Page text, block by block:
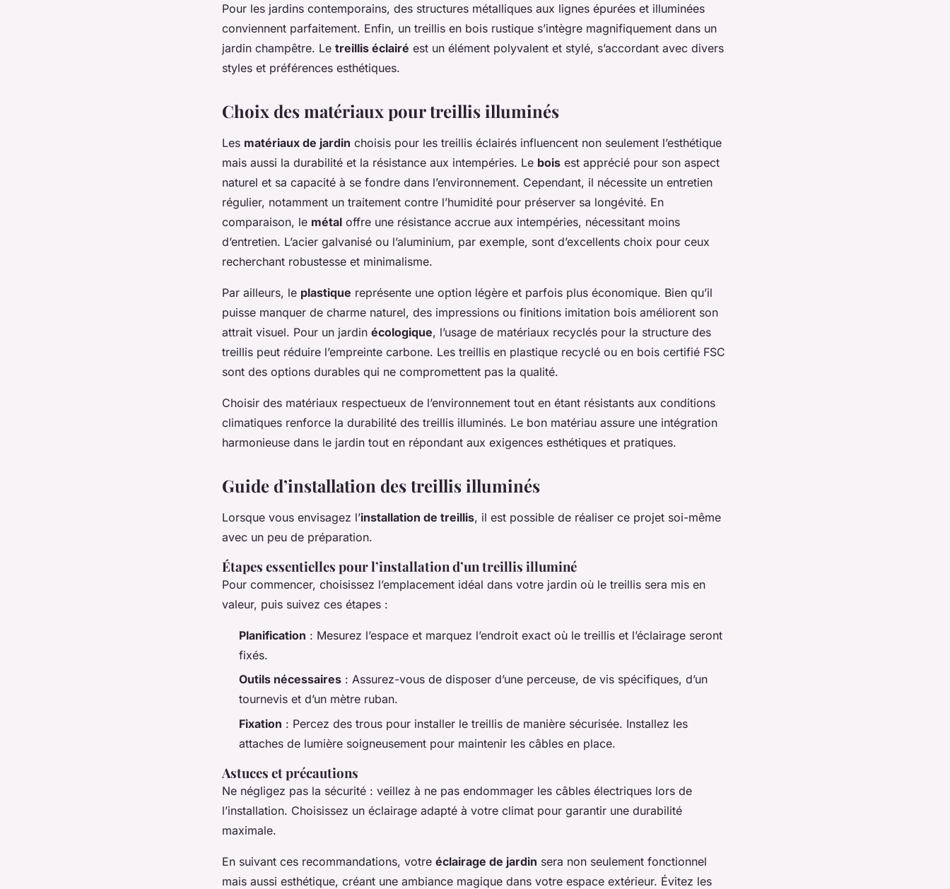
Pour les jardins contemporains, des structures métalliques aux lignes épurées et illuminées
conviennent parfaitement. Enfin, un treillis en bois rustique s’intègre magnifiquement dans un
jardin champêtre. Le treillis éclairé est un élément polyvalent et stylé, s’accordant avec divers
styles et préférences esthétiques.
Choix des matériaux pour treillis illuminés
Les matériaux de jardin choisis pour les treillis éclairés influencent non seulement l’esthétique
mais aussi la durabilité et la résistance aux intempéries. Le bois est apprécié pour son aspect
naturel et sa capacité à se fondre dans l’environnement. Cependant, il nécessite un entretien
régulier, notamment un traitement contre l’humidité pour préserver sa longévité. En
comparaison, le métal offre une résistance accrue aux intempéries, nécessitant moins
d’entretien. L’acier galvanisé ou l’aluminium, par exemple, sont d’excellents choix pour ceux
recherchant robustesse et minimalisme.
Par ailleurs, le plastique représente une option légère et parfois plus économique. Bien qu’il
puisse manquer de charme naturel, des impressions ou finitions imitation bois améliorent son
attrait visuel. Pour un jardin écologique, l’usage de matériaux recyclés pour la structure des
treillis peut réduire l’empreinte carbone. Les treillis en plastique recyclé ou en bois certifié FSC
sont des options durables qui ne compromettent pas la qualité.
Choisir des matériaux respectueux de l’environnement tout en étant résistants aux conditions
climatiques renforce la durabilité des treillis illuminés. Le bon matériau assure une intégration
harmonieuse dans le jardin tout en répondant aux exigences esthétiques et pratiques.
Guide d’installation des treillis illuminés
Lorsque vous envisagez l’installation de treillis, il est possible de réaliser ce projet soi-même
avec un peu de préparation.
Étapes essentielles pour l’installation d’un treillis illuminé
Pour commencer, choisissez l’emplacement idéal dans votre jardin où le treillis sera mis en
valeur, puis suivez ces étapes :
Planification : Mesurez l’espace et marquez l’endroit exact où le treillis et l’éclairage seront
fixés.
Outils nécessaires : Assurez-vous de disposer d’une perceuse, de vis spécifiques, d’un
tournevis et d’un mètre ruban.
Fixation : Percez des trous pour installer le treillis de manière sécurisée. Installez les
attaches de lumière soigneusement pour maintenir les câbles en place.
Astuces et précautions
Ne négligez pas la sécurité : veillez à ne pas endommager les câbles électriques lors de
l’installation. Choisissez un éclairage adapté à votre climat pour garantir une durabilité
maximale.
En suivant ces recommandations, votre éclairage de jardin sera non seulement fonctionnel
mais aussi esthétique, créant une ambiance magique dans votre espace extérieur. Évitez les